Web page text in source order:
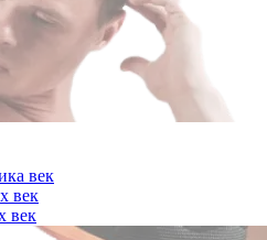
век
век
век